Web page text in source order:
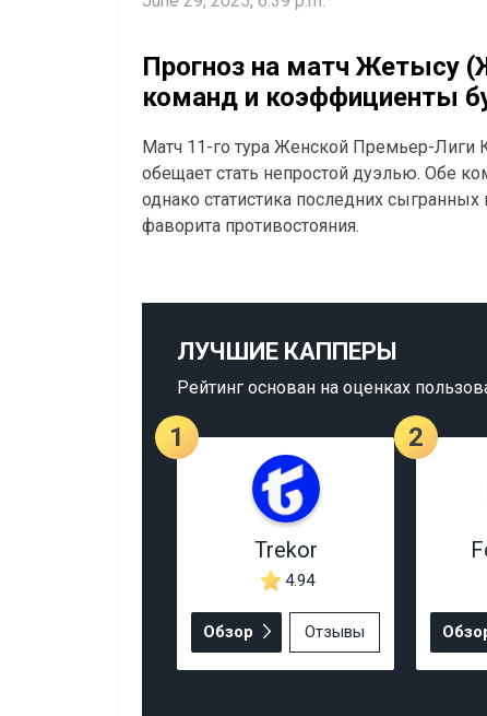
Прогноз на матч Жетысу
команд и коэффициенты
Матч 11-го тура Женской Премьер-
обещает стать непростой дуэлью. Обе
однако статистика последних
фаворита противостояния.
ЛУЧШИЕ КАППЕРЫ
Рейтинг основан на оценках
1
Trekor
4.94
Обзор Отзывы
2